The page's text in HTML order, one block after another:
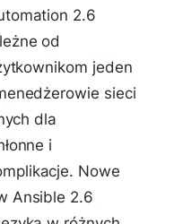
2.6
od
jeden
sieci
dla
i
Nowe
Ansible 2.6